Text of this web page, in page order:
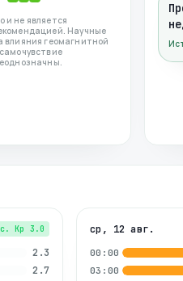
не является
Научные
влияния геомагнитной
Kp 3.0
2.3
2.7
ср, 12 авг.
00:00
03:00